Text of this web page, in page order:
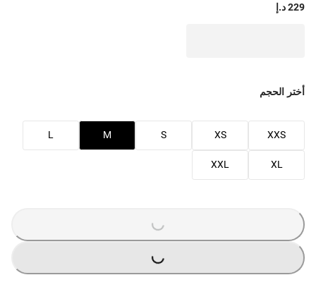
229 د.إ
أختر الحجم
XXS
XS
S
M
L
XL
XXL
G
...
G
...